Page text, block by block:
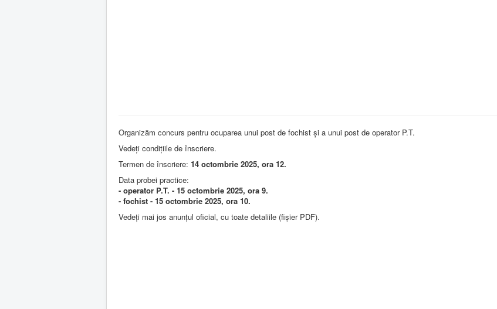
Organizăm concurs pentru ocuparea unui post de fochist și a unui post de operator P.T.
Vedeți condițiile de înscriere.
Termen de înscriere: 14 octombrie 2025, ora 12.
Data probei practice:
- operator P.T. - 15 octombrie 2025, ora 9.
- fochist - 15 octombrie 2025, ora 10.
Vedeți mai jos anunțul oficial, cu toate detaliile (fișier PDF).